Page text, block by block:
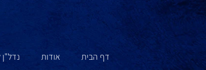
דף הבית אודות
דף הבית אודות